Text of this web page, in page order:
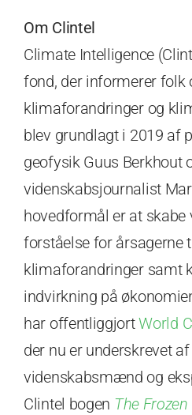
Om Clintel
Climate Intelligence
fond, der informerer folk
klimaforandringer og
blev grundlagt i 2019 af
geofysik Guus Berkhout
videnskabsjournalist
hovedformål er at skabe
forståelse for årsagerne
klimaforandringer samt
indvirkning på
har offentliggjortWorld
der nu er underskrevet
videnskabsmænd og
Clintel bogen The